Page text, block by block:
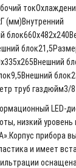
(мм)Внутренний
труб газдюйм3/8
LED-
низкий уровень
прибора
и имеет